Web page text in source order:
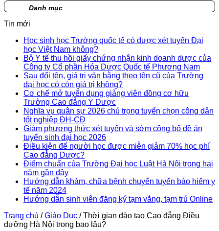
Danh mục
Tin mới
Học sinh học Trường quốc tế có được xét tuyển Đại
học Việt Nam không?
Bộ Y tế thu hồi giấy chứng nhận kinh doanh dược của
Công ty Cổ phần Hóa Dược Quốc tế Phương Nam
Sau đổi tên, giá trị văn bằng theo tên cũ của Trường
đại học có còn giá trị không?
Cơ chế mở tuyển dụng giảng viên đồng cơ hữu
Trường Cao đẳng Y Dược
Nghĩa vụ quân sự 2026 chú trọng tuyển chọn công dân
tốt nghiệp ĐH-CĐ
Giảm phương thức xét tuyển và sớm công bố đề án
tuyển sinh đại học 2026
Điều kiện để người học được miễn giảm 70% học phí
Cao đẳng Dược?
Điểm chuẩn của Trường Đại học Luật Hà Nội trong hai
năm gần đây
Hướng dẫn khám, chữa bệnh chuyển tuyến bảo hiểm y
tế năm 2024
Hướng dẫn sinh viên đăng ký tạm vắng, tạm trú Online
Trang chủ / Giáo Dục / Thời gian đào tạo Cao đẳng Điều
dưỡng Hà Nội trong bao lâu?